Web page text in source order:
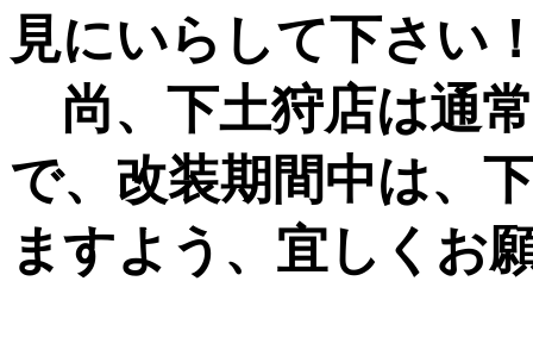
見にいらして下さい
尚、下土狩店は通
で、改装期間中は、
ますよう、宜しくお